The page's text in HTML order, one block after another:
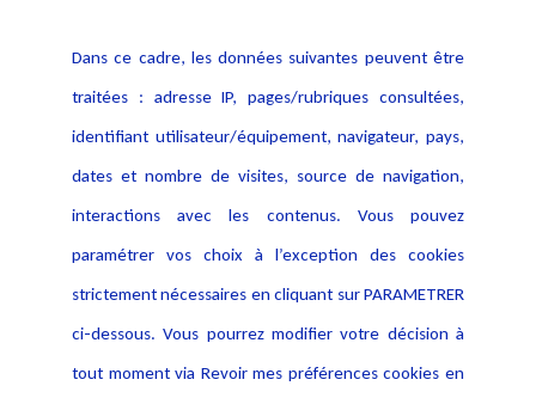
Dans ce cadre, les données suivantes peuvent être
traitées : adresse IP, pages/rubriques consultées,
identifiant utilisateur/équipement, navigateur, pays,
dates et nombre de visites, source de navigation,
interactions avec les contenus. Vous pouvez
paramétrer vos choix à l’exception des cookies
strictement nécessaires en cliquant sur PARAMETRER
ci-dessous. Vous pourrez modifier votre décision à
tout moment via Revoir mes préférences cookies en